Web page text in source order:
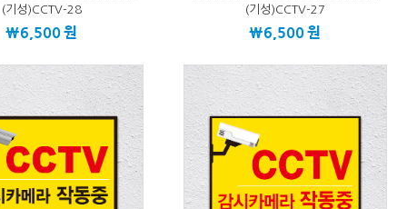
(기성)CCTV-28
\6,500원
(기성)CCTV-27
\6,500원